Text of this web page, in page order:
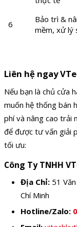
6
Bảo trì &
mềm, xử lý
Liên hệ ngay
Nếu bạn là chủ cửa
muốn hệ thống bán
phí và nâng cao trải
để được tư vấn giải
tối ưu:
Công Ty TNHH
Địa Chỉ: 51
Chí Minh
Hotline/Zalo: